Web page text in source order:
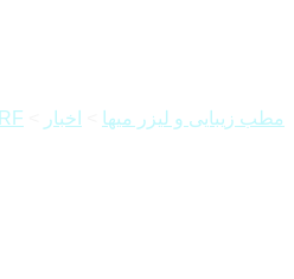
مطب زیبایی و لیزر میها اخبار RF فرکشنال